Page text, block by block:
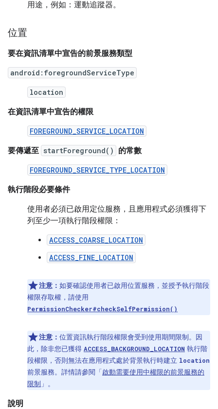
用途，例如：運動追蹤器。
位置
要在資訊清單中宣告的前景服務類型
android:foregroundServiceType
location
在資訊清單中宣告的權限
FOREGROUND_SERVICE_LOCATION
要傳遞至 startForeground() 的常數
FOREGROUND_SERVICE_TYPE_LOCATION
執行階段必要條件
使用者必須已啟用定位服務，且應用程式必須獲得下
列至少一項執行階段權限：
ACCESS_COARSE_LOCATION
ACCESS_FINE_LOCATION
注意： 如要確認使用者已啟用位置服務，並授予執行階段
權限存取權，請使用
PermissionChecker#checkSelfPermission()
注意： 位置資訊執行階段權限會受到使用期間限制。因
此，除非您已獲得 ACCESS_BACKGROUND_LOCATION 執行階
段權限，否則無法在應用程式處於背景執行時建立 location
前景服務。詳情請參閱「啟動需要使用中權限的前景服務的
限制 」。
說明